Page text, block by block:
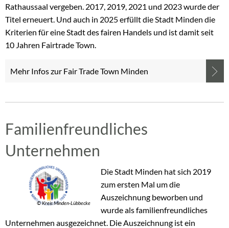
Rathaussaal vergeben. 2017, 2019, 2021 und 2023 wurde der
Titel erneuert. Und auch in 2025 erfüllt die Stadt Minden die
Kriterien für eine Stadt des fairen Handels und ist damit seit
10 Jahren Fairtrade Town.
Mehr Infos zur Fair Trade Town Minden
Familienfreundliches
Unternehmen
© Kreis Minden-Lübbecke
Die Stadt Minden hat sich 2019
zum ersten Mal um die
Auszeichnung beworben und
wurde als familienfreundliches
Unternehmen ausgezeichnet. Die Auszeichnung ist ein